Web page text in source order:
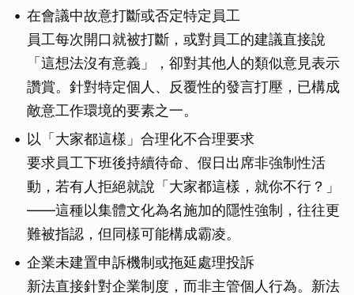
在會議中故意打斷或否定特定員工
員工每次開口就被打斷，或對員工的建議直接說
「這想法沒有意義」，卻對其他人的類似意見表示
讚賞。針對特定個人、反覆性的發言打壓，已構成
敵意工作環境的要素之一。
以「大家都這樣」合理化不合理要求
要求員工下班後持續待命、假日出席非強制性活
動，若有人拒絕就說「大家都這樣，就你不行？」
——這種以集體文化為名施加的隱性強制，往往更
難被指認，但同樣可能構成霸凌。
企業未建置申訴機制或拖延處理投訴
新法直接針對企業制度，而非主管個人行為。新法